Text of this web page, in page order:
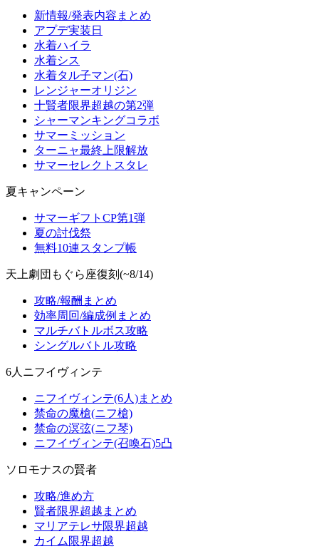
新情報/発表内容まとめ
アプデ実装日
水着ハイラ
水着シス
水着タル子マン(石)
レンジャーオリジン
十賢者限界超越の第2弾
シャーマンキングコラボ
サマーミッション
ターニャ最終上限解放
サマーセレクトスタレ
夏キャンペーン
サマーギフトCP第1弾
夏の討伐祭
無料10連スタンプ帳
天上劇団もぐら座復刻(~8/14)
攻略/報酬まとめ
効率周回/編成例まとめ
マルチバトルボス攻略
シングルバトル攻略
6人ニフイヴィンテ
ニフイヴィンテ(6人)まとめ
禁命の魔槍(ニフ槍)
禁命の溟弦(ニフ琴)
ニフイヴィンテ(召喚石)5凸
ソロモナスの賢者
攻略/進め方
賢者限界超越まとめ
マリアテレサ限界超越
カイム限界超越